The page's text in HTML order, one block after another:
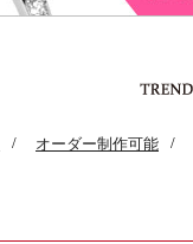
/ オーダー制作可能 /